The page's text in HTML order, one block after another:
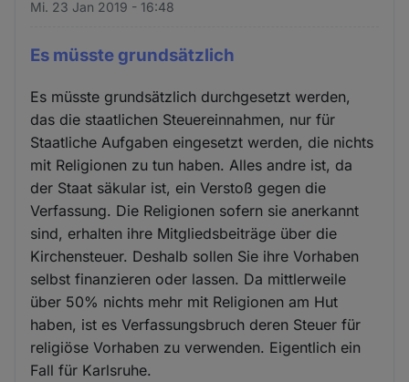
Mi. 23 Jan 2019 - 16:48
Es müsste grundsätzlich
Es müsste grundsätzlich durchgesetzt werden,
das die staatlichen Steuereinnahmen, nur für
Staatliche Aufgaben eingesetzt werden, die nichts
mit Religionen zu tun haben. Alles andre ist, da
der Staat säkular ist, ein Verstoß gegen die
Verfassung. Die Religionen sofern sie anerkannt
sind, erhalten ihre Mitgliedsbeiträge über die
Kirchensteuer. Deshalb sollen Sie ihre Vorhaben
selbst finanzieren oder lassen. Da mittlerweile
über 50% nichts mehr mit Religionen am Hut
haben, ist es Verfassungsbruch deren Steuer für
religiöse Vorhaben zu verwenden. Eigentlich ein
Fall für Karlsruhe.